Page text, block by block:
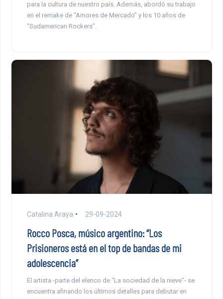
para la cultura de nuestro país. Además, abordó su trabajo
en el remake de “Amores de Mercado” y los 10 años de
“Sudamerican Rockers”.
Catalina Araya 29-09-2024
Rocco Posca, músico argentino: “Los
Prisioneros está en el top de bandas de mi
adolescencia”
El artista -parte del elenco de “La sociedad de la nieve”- se
encuentra afinando los últimos detalles para debutar en